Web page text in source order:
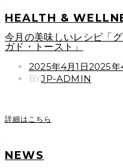
HEALTH &
今月の美味しいレシピ「
ガド・トースト」
POSTED
ON
2025年4月1日2025年
BYJP-ADMIN
詳細はこちら
NEWS